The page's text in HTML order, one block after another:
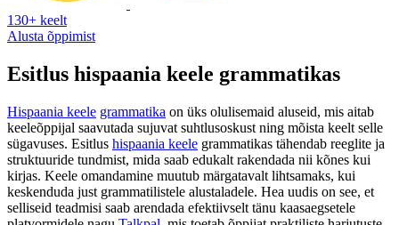
130+ keelt
Alusta õppimist
Esitlus hispaania keele grammatikas
Hispaania keele grammatika on üks olulisemaid aluseid, mis aitab
keeleõppijal saavutada sujuvat suhtlusoskust ning mõista keelt selle
sügavuses. Esitlus hispaania keele grammatikas tähendab reeglite ja
struktuuride tundmist, mida saab edukalt rakendada nii kõnes kui
kirjas. Keele omandamine muutub märgatavalt lihtsamaks, kui
keskenduda just grammatilistele alustaladele. Hea uudis on see, et
selliseid teadmisi saab arendada efektiivselt tänu kaasaegsetele